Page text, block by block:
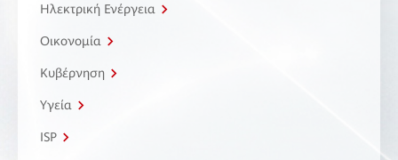
Ηλεκτρική Ενέργεια
Οικονομία
Κυβέρνηση
Υγεία
ISP